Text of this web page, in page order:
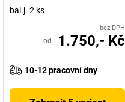
bal.j. 2 ks
bez DPH
od 1.750,- Kč
10-12 pracovní dny